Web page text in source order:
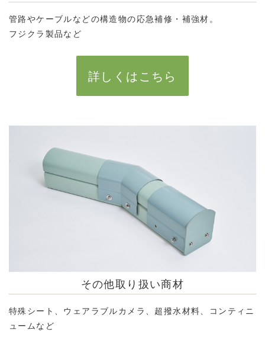
管路やケーブルなどの構造物の応急補修・補強材。
フジクラ製品など
詳しくはこちら
その他取り扱い商材
特殊シート、ウェアラブルカメラ、超撥水材料、コンティニ
ュームなど